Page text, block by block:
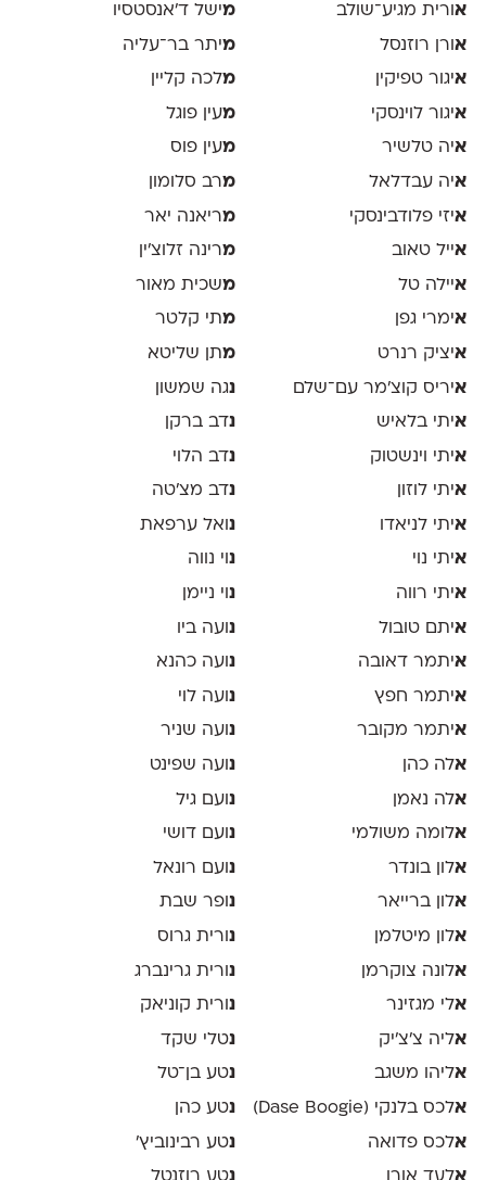
אורית מגיע־שולב
אורן רוזנסל
איגור טפיקין
איגור לוינסקי
איה טלשיר
איה עבדלאל
איזי פלודבינסקי
אייל טאוב
איילה טל
אימרי גפן
איציק רנרט
איריס קוצ׳מר עם־שלם
איתי בלאיש
איתי וינשטוק
איתי לוזון
איתי לניאדו
איתי נוי
איתי רווה
איתם טובול
איתמר דאובה
איתמר חפץ
איתמר מקובר
אלה כהן
אלה נאמן
אלומה משולמי
אלון בונדר
אלון ברייאר
אלון מיטלמן
אלונה צוקרמן
אלי מגזינר
אליה צ׳צ׳יק
אליהו משגב
אלכס בלנקי (Dase Boogie)
אלכס פדואה
מישל ד׳אנסטסיו
מיתר בר־עליה
מלכה קליין
מעין פוגל
מעין פוס
מרב סלומון
מריאנה יאר
מרינה זלוצ׳ין
משכית מאור
מתי קלטר
מתן שליטא
נגה שמשון
נדב ברקן
נדב הלוי
נדב מצ׳טה
נ ואל ערפאת
נוי נווה
נ וי ניימן
נ ועה ביו
נועה כהנא
נ ועה לוי
נועה שניר
נ ועה שפינט
נ ועם גיל
נועם דושי
נ ועם רונאל
נופר שבת
נ ורית גרוס
נ ורית גרינברג
נורית קוניאק
נטלי שקד
נטע בן־טל
נטע כהן
נטע רבינוביץ׳